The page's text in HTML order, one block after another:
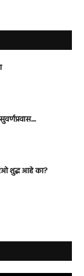
शुद्ध आहे का?